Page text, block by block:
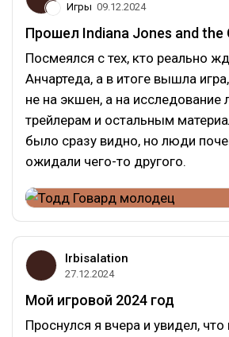
Игры 09.12.2024
Прошел Indiana Jones and the
Посмеялся с тех, кто реально
Анчартеда, а в итоге вышла
не на экшен, а на исследование
трейлерам и остальным
было сразу видно, но люди
ожидали чего-то другого.
Irbisalation
27.12.2024
Мой игровой 2024 год
Проснулся я вчера и увидел,